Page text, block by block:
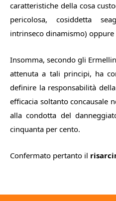
caratteristiche della cosa
pericolosa, cosiddetta
intrinseco dinamismo) oppure
Insomma, secondo gli
attenuta a tali principi, ha
definire la responsabilità
efficacia soltanto concausale
alla condotta del
cinquanta per cento.
Confermato pertanto il